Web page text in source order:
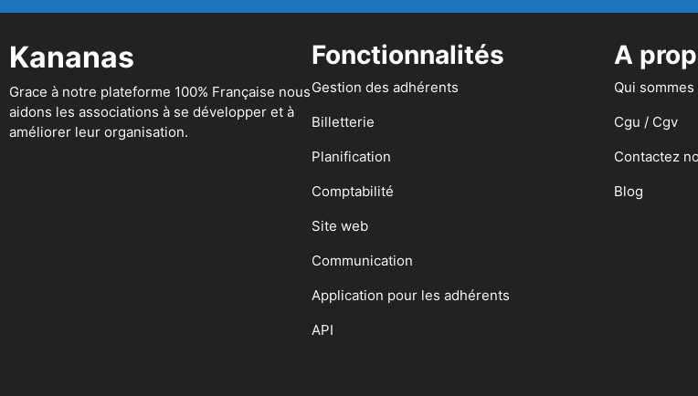
Kananas
Grace à notre plateforme 100% Française nous
aidons les associations à se développer et à
améliorer leur organisation.
Fonctionnalités
Gestion des adhérents
Billetterie
Planification
Comptabilité
Site web
Communication
Application pour les adhérents
API
A
Qui sommes
Cgu / Cgv
Contactez
Blog